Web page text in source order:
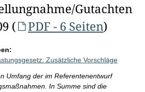
Gutachten
(
PDF - 6 Seiten)
Zusätzliche Vorschläge
Umfang der im Referentenentwurf
In Summe sind die